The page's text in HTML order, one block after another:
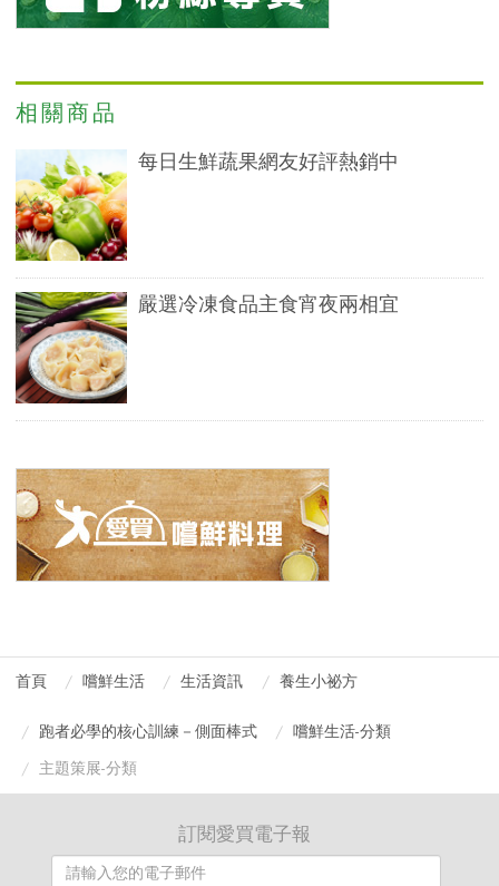
相關商品
每日生鮮蔬果網友好評熱銷中
嚴選冷凍食品主食宵夜兩相宜
首頁 嚐鮮生活 生活資訊 養生小祕方
跑者必學的核心訓練－側面棒式
嚐鮮生活-分類
主題策展-分類
訂閱愛買電子報